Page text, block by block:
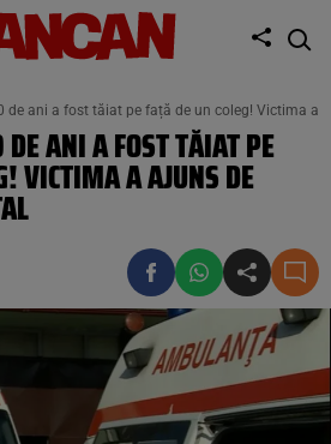
de ani a fost tăiat pe față de un coleg! Victima a
ANI A FOST TĂIAT PE
VICTIMA A AJUNS DE